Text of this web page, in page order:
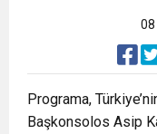
08
Programa,
Başkonsolos Asip